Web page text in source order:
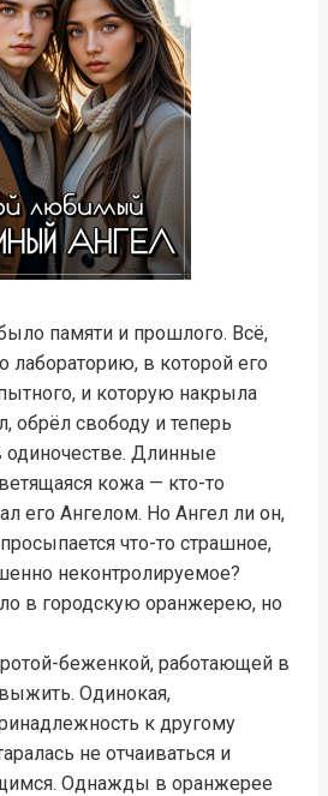
памяти и прошлого. Всё,
лабораторию, в которой его
и которую накрыла
обрёл свободу и теперь
одиночестве. Длинные
кожа — кто-то
его Ангелом. Но Ангел ли он,
что-то страшное,
неконтролируемое?
в городскую оранжерею, но
беженкой, работающей в
Одинокая,
к другому
не отчаиваться и
Однажды в оранжерее